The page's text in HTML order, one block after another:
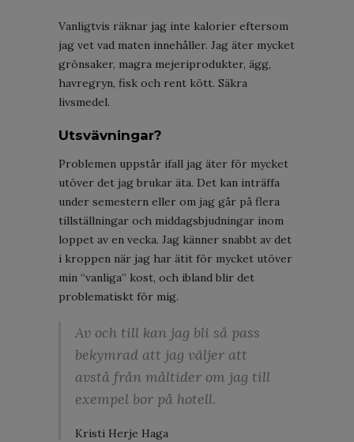
Vanligtvis räknar jag inte kalorier eftersom
jag vet vad maten innehåller. Jag äter mycket
grönsaker, magra mejeriprodukter, ägg,
havregryn, fisk och rent kött. Säkra
livsmedel.
Utsvävningar?
Problemen uppstår ifall jag äter för mycket
utöver det jag brukar äta. Det kan inträffa
under semestern eller om jag går på flera
tillställningar och middagsbjudningar inom
loppet av en vecka. Jag känner snabbt av det
i kroppen när jag har ätit för mycket utöver
min “vanliga” kost, och ibland blir det
problematiskt för mig.
Av och till kan jag bli så pass
bekymrad att jag väljer att
avstå från måltider om jag till
exempel bor på hotell.
Kristi Herje Haga